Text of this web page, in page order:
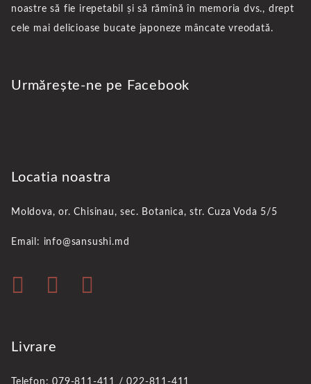
noastre să fie irepetabil și să rămînă în memoria dvs., drept
cele mai delicioase bucate japoneze mâncate vreodată.
Urmărește-ne pe Facebook
Locatia noastra
Moldova, or. Chisinau, sec. Botanica, str. Cuza Voda 5/5
Email: info@sansushi.md
Livrare
Telefon: 079-811-411 / 022-811-411